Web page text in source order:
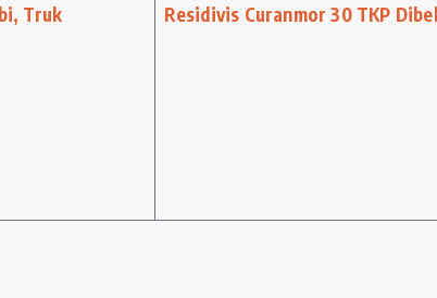
Truk
Residivis Curanmor 30 TKP